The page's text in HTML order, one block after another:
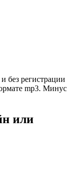
без регистрации
mp3. Минус
или